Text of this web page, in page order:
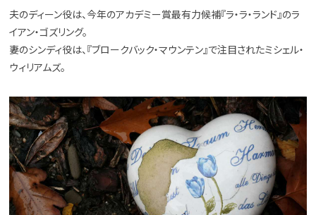
夫のディーン役は、今年のアカデミー賞最有力候補『ラ・ラ・ランド』のラ
イアン・ゴズリング。
妻のシンディ役は、『ブロークバック・マウンテン』で注目されたミシェル・
ウィリアムズ。